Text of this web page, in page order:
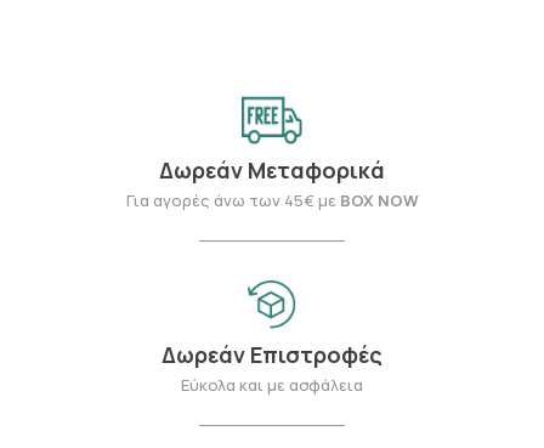
Δωρεάν Μεταφορικά
Για αγορές άνω των 45€ με BOX NOW
Δωρεάν Επιστροφές
Εύκολα και με ασφάλεια